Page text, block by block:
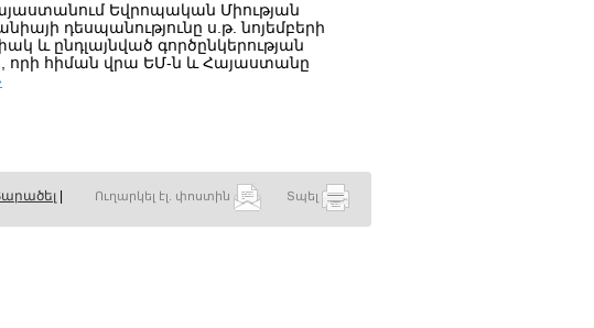
Եվրոպական Միության
դեսպանությունը ս.թ. նոյեմբերի
և ընդլայնված գործընկերության
որի հիման վրա ԵՄ-ն և Հայաստանը
Ուղարկել էլ. փոստին Տպել